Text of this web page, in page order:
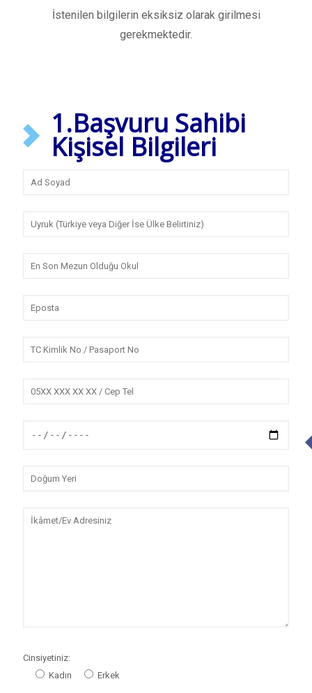
İstenilen bilgilerin eksiksiz olarak girilmesi
gerekmektedir.
1.Başvuru Sahibi
Kişisel Bilgileri
Cinsiyetiniz:
Kadın
Erkek